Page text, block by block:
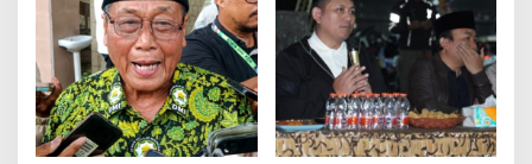
g
a
t
i
o